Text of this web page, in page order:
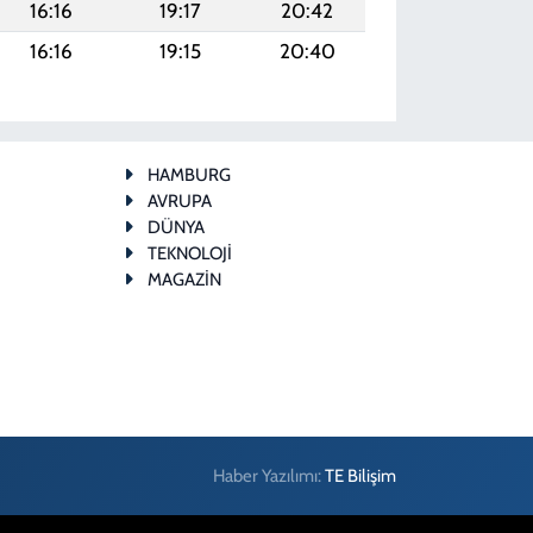
16:16 19:17
20:42
16:16
19:15 20:40
HAMBURG
AVRUPA
DÜNYA
TEKNOLOJİ
MAGAZİN
Haber Yazılımı:TE Bilişim